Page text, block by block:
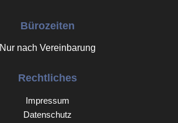
Bürozeiten
Nur nach Vereinbarung
Rechtliches
Impressum
Datenschutz